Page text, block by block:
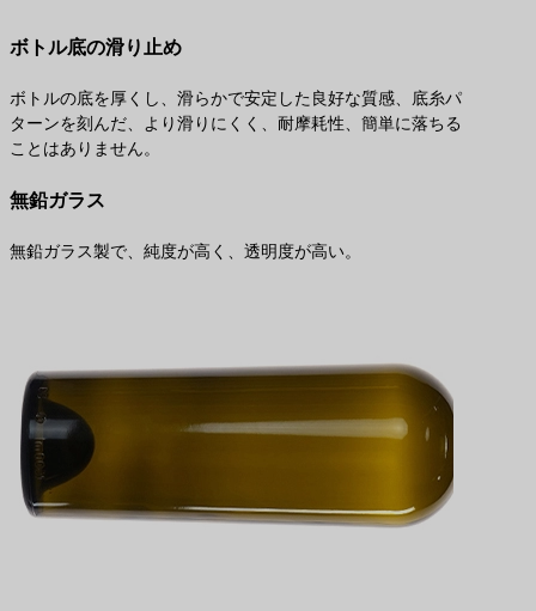
ボトル底の滑り止め
ボトルの底を厚くし、滑らかで安定した良好な質感、底糸パ
ターンを刻んだ、より滑りにくく、耐摩耗性、簡単に落ちる
ことはありません。
無鉛ガラス
無鉛ガラス製で、純度が高く、透明度が高い。